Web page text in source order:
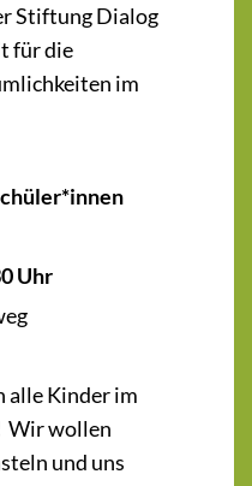
Stiftung Dialog
für die
im
Uhr
alle Kinder im
Wir wollen
und uns